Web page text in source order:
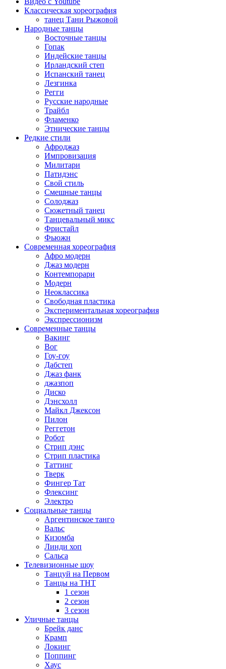
Классическая хореография
танец Тани Рыжовой
Народные танцы
Восточные танцы
Гопак
Индейские танцы
Ирландский степ
Испанский танец
Лезгинка
Регги
Русские народные
Трайбл
Фламенко
Этнические танцы
Редкие стили
Афроджаз
Импровизация
Милитари
Патидэнс
Свой стиль
Смешные танцы
Солоджаз
Сюжетный танец
Танцевальный микс
Фристайл
Фьюжн
Современная хореография
Афро модерн
Джаз модерн
Контемпорари
Модерн
Неоклассика
Свободная пластика
Экспериментальная хореография
Экспрессионизм
Современные танцы
Вакинг
Вог
Гоу-гоу
Дабстеп
Джаз фанк
джазпоп
Диско
Дэнсхолл
Майкл Джексон
Пилон
Реггетон
Робот
Стрип дэнс
Стрип пластика
Таттинг
Тверк
Фингер Тат
Флексинг
Электро
Социальные танцы
Аргентинское танго
Вальс
Кизомба
Линди хоп
Сальса
Телевизионные шоу
Танцуй на Первом
Танцы на ТНТ
1 сезон
2 сезон
3 сезон
Уличные танцы
Брейк данс
Крамп
Локинг
Поппинг
Хаус